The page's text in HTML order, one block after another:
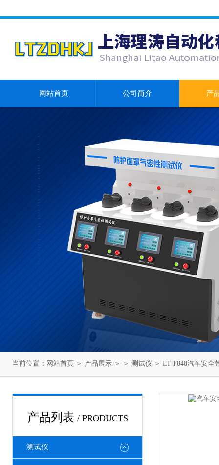
网站首页 公司简介 产
当前位置： 网站首页 ＞ 产品展示 ＞ ＞ 测试仪 ＞ LT-F848汽车安全
产品列表 / PRODUCTS
测试仪